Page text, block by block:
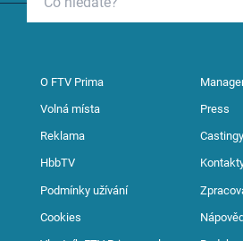
O FTV Prima
Volná místa Press
Reklama
HbbTV
Podmínky užívání
Cookies